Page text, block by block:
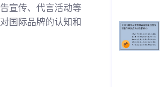
宣传、代言活动等
国际品牌的认知和